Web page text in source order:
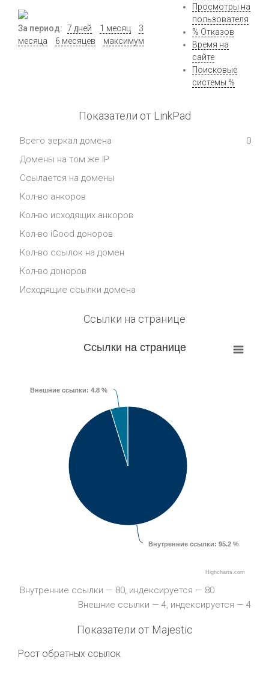
За период: 7 дней 1 месяц
3
месяца
6 месяцев максимум
Просмотры на
пользователя
% Отказов
Время на
сайте
Поисковые
системы %
Показатели от LinkPad
Всего зеркал домена
0
Домены на том же IP
Ссылается на домены
Кол-во анкоров
Кол-во исходящих анкоров
Кол-во iGood доноров
Кол-во ссылок на домен
Кол-во доноров
Исходящие ссылки домена
Ссылки на странице
Ссылки на странице
Внутренние ссылки: 95.2 %
Внешние ссылки: 4.8 %
Highcharts.com
Внутренние ссылки — 80, индексируется — 80
Внешние ссылки — 4, индексируется — 4
Показатели от Majestic
Рост обратных ссылок